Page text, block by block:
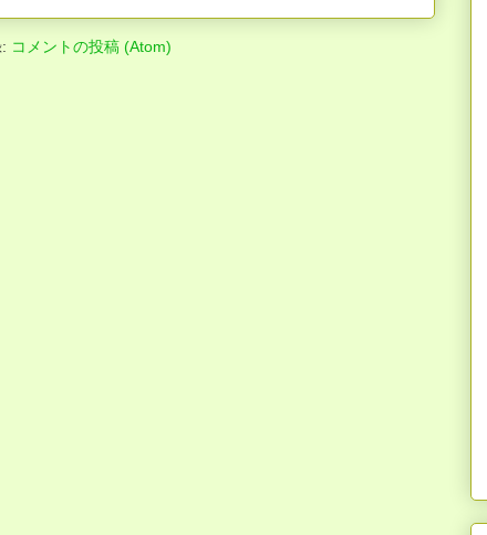
コメントの投稿 (Atom)